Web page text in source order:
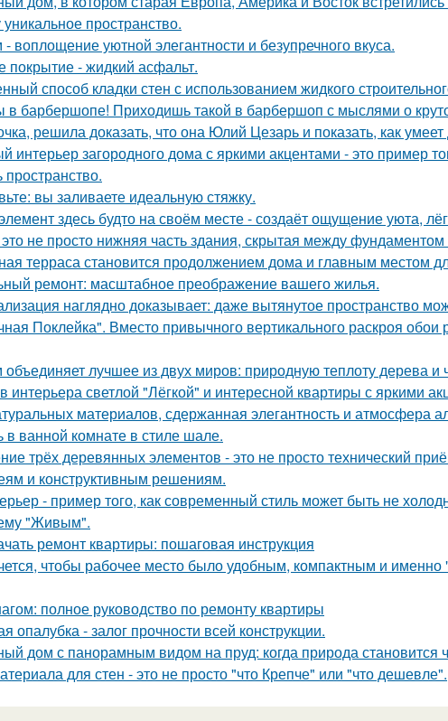
пространство.
воплощение уютной элегантности и безупречного вкуса.
покрытие - жидкий асфальт.
способ кладки стен с использованием жидкого
барбершопе! Приходишь такой в барбершоп с мыслями о
решила доказать, что она Юлий Цезарь и показать, как
интерьер загородного дома с яркими акцентами - это пример
пространство.
вы заливаете идеальную стяжку.
здесь будто на своём месте - создаёт ощущение уюта,
не просто нижняя часть здания, скрытая между
терраса становится продолжением дома и главным местом
ремонт: масштабное преображение вашего жилья.
наглядно доказывает: даже вытянутое пространство
Поклейка". Вместо привычного вертикального раскроя обои
объединяет лучшее из двух миров: природную теплоту дерева и
интерьера светлой "Лёгкой" и интересной квартиры с яркими
материалов, сдержанная элегантность и атмосфера
в ванной комнате в стиле шале.
трёх деревянных элементов - это не просто технический
и конструктивным решениям.
- пример того, как современный стиль может быть не
"Живым".
ремонт квартиры: пошаговая инструкция
чтобы рабочее место было удобным, компактным и именно
полное руководство по ремонту квартиры
опалубка - залог прочности всей конструкции.
дом с панорамным видом на пруд: когда природа становится
для стен - это не просто "что Крепче" или "что дешевле".